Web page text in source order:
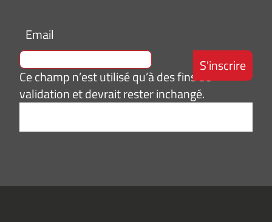
Email
Ce champ n’est utilisé qu’à des fins de
validation et devrait rester inchangé.
e-